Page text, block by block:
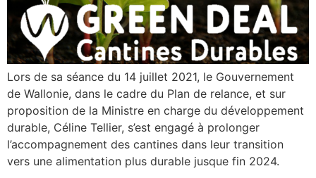
Lors de sa séance du 14 juillet 2021, le Gouvernement
de Wallonie, dans le cadre du Plan de relance, et sur
proposition de la Ministre en charge du développement
durable, Céline Tellier, s’est engagé à prolonger
l’accompagnement des cantines dans leur transition
vers une alimentation plus durable jusque fin 2024.